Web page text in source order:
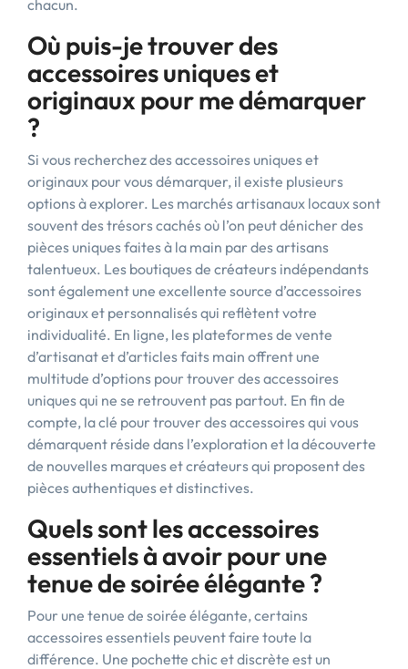
chacun.
Où puis-je trouver des
accessoires uniques et
originaux pour me démarquer
?
Si vous recherchez des accessoires uniques et
originaux pour vous démarquer, il existe plusieurs
options à explorer. Les marchés artisanaux locaux sont
souvent des trésors cachés où l’on peut dénicher des
pièces uniques faites à la main par des artisans
talentueux. Les boutiques de créateurs indépendants
sont également une excellente source d’accessoires
originaux et personnalisés qui reflètent votre
individualité. En ligne, les plateformes de vente
d’artisanat et d’articles faits main offrent une
multitude d’options pour trouver des accessoires
uniques qui ne se retrouvent pas partout. En fin de
compte, la clé pour trouver des accessoires qui vous
démarquent réside dans l’exploration et la découverte
de nouvelles marques et créateurs qui proposent des
pièces authentiques et distinctives.
Quels sont les accessoires
essentiels à avoir pour une
tenue de soirée élégante ?
Pour une tenue de soirée élégante, certains
accessoires essentiels peuvent faire toute la
différence. Une pochette chic et discrète est un